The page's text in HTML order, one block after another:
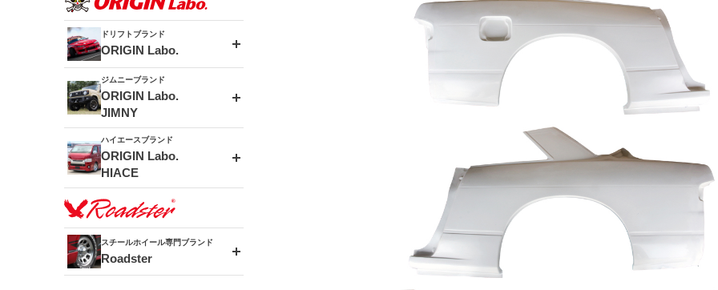
ドリフトブランド
ORIGIN Labo.
エアロシリーズ
ドリフトライン
風神(180SX)
雷神(S15)
龍神(チェイサー)
フロントフェンダー
リアフェンダー
ブラッシュフェンダー
コンバットアイ
ジムニーブランド
ORIGIN Labo.
JIMNY
MUD-ZEUS
MUD-SR7
MUD-S7
ハイエースブランド
ORIGIN Labo.
HIACE
エアロシリーズ
LUX MODEL SP
オーバーフェンダー
スチールホイール専門ブランド
Roadster